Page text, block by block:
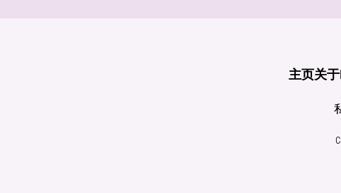
主页关于